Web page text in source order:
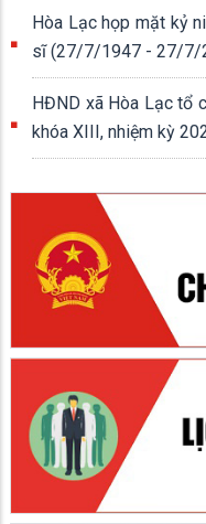
Hòa Lạc họp mặt kỷ
sĩ (27/7/1947 - 27/7/
HĐND xã Hòa Lạc tổ
khóa XIII, nhiệm